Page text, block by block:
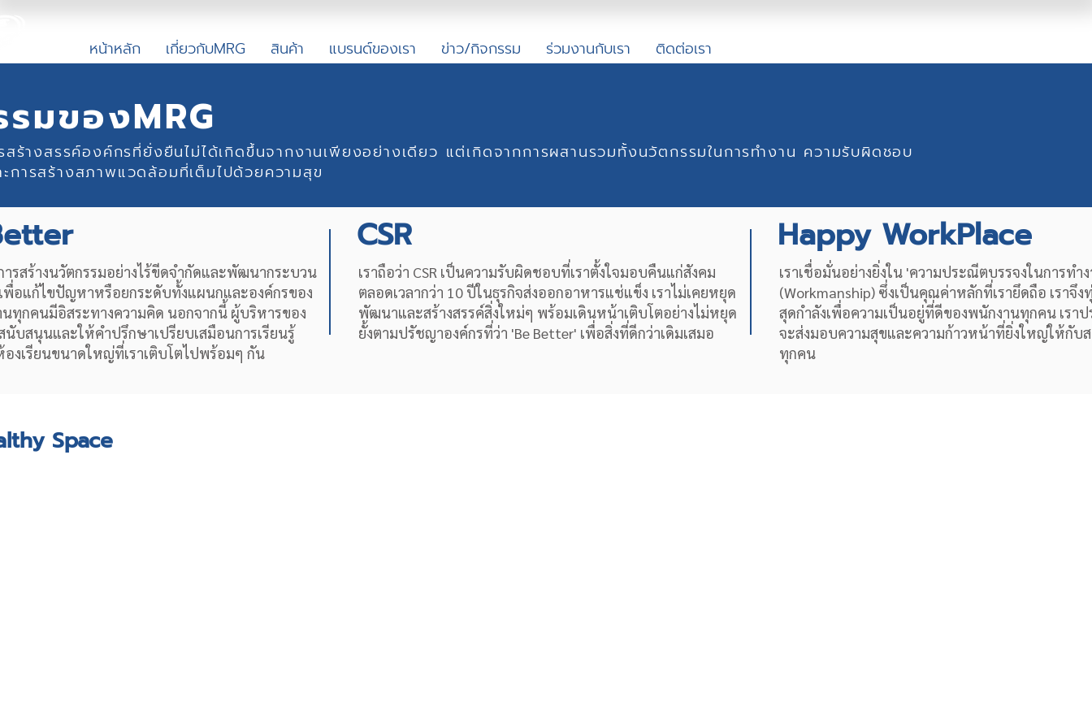
หน้าหลัก เกี่ยวกับMRG สินค้า แบรนด์ของเรา ข่าว/กิจกรรม ร่วมงานกับเรา ติดต่อเรา
มของMRG
รสร้างสรรค์องค์กรที่ยั่งยืนไม่ได้เกิดขึ้นจากงานเพียงอย่างเดียว แต่เกิดจากการผสานรวมทั้งนวัตกรรมในการทำงาน ความรับผิดชอบ
การสร้างสภาพแวดล้อมที่เต็มไปด้วยความสุข
ารสร้างนวัตกรรมอย่างไร้ขีดจำกัดและพัฒนากระบวน
พื่อแก้ไขปัญหาหรือยกระดับทั้งแผนกและองค์กรของ
นทุกคนมีอิสระทางความคิด นอกจากนี้ ผู้บริหารของ
นับสนุนและให้คำปรึกษาเปรียบเสมือนการเรียนรู้
งเรียนขนาดใหญ่ที่เราเติบโตไปพร้อมๆ กัน
CSR
เราถือว่า CSR เป็นความรับผิดชอบที่เราตั้งใจมอบคืนแก่สังคม
ตลอดเวลากว่า 10 ปีในธุรกิจส่งออกอาหารแช่แข็ง เราไม่เคยหยุด
พัฒนาและสร้างสรรค์สิ่งใหม่ๆ พร้อมเดินหน้าเติบโตอย่างไม่หยุด
ยั้งตามปรัชญาองค์กรที่ว่า 'Be Better' เพื่อสิ่งที่ดีกว่าเดิมเสมอ
Happy WorkPlace
เราเชื่อมั่นอย่างยิ่งใน 'ความประณีตบรรจงในการทำ
(Workmanship) ซึ่งเป็นคุณค่าหลักที่เรายึดถือ เราจึง
สุดกำลังเพื่อความเป็นอยู่ที่ดีของพนักงานทุกคน เรา
จะส่งมอบความสุขและความก้าวหน้าที่ยิ่งใหญ่ให้กับส
ทุกคน
Space